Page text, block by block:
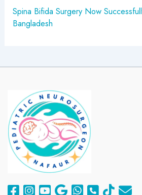
Spina Bifida Surgery Now
Bangladesh